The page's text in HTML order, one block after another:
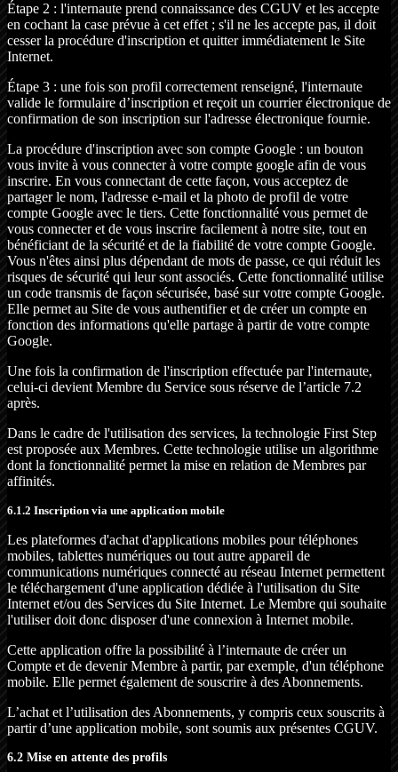
Étape 2 : l'internaute prend connaissance des CGUV et les accepte
en cochant la case prévue à cet effet ; s'il ne les accepte pas, il doit
cesser la procédure d'inscription et quitter immédiatement le Site
Internet.
Étape 3 : une fois son profil correctement renseigné, l'internaute
valide le formulaire d’inscription et reçoit un courrier électronique de
confirmation de son inscription sur l'adresse électronique fournie.
La procédure d'inscription avec son compte Google : un bouton
vous invite à vous connecter à votre compte google afin de vous
inscrire. En vous connectant de cette façon, vous acceptez de
partager le nom, l'adresse e-mail et la photo de profil de votre
compte Google avec le tiers. Cette fonctionnalité vous permet de
vous connecter et de vous inscrire facilement à notre site, tout en
bénéficiant de la sécurité et de la fiabilité de votre compte Google.
Vous n'êtes ainsi plus dépendant de mots de passe, ce qui réduit les
risques de sécurité qui leur sont associés. Cette fonctionnalité utilise
un code transmis de façon sécurisée, basé sur votre compte Google.
Elle permet au Site de vous authentifier et de créer un compte en
fonction des informations qu'elle partage à partir de votre compte
Google.
Une fois la confirmation de l'inscription effectuée par l'internaute,
celui-ci devient Membre du Service sous réserve de l’article 7.2
après.
Dans le cadre de l'utilisation des services, la technologie First Step
est proposée aux Membres. Cette technologie utilise un algorithme
dont la fonctionnalité permet la mise en relation de Membres par
affinités.
6.1.2 Inscription via une application mobile
Les plateformes d'achat d'applications mobiles pour téléphones
mobiles, tablettes numériques ou tout autre appareil de
communications numériques connecté au réseau Internet permettent
le téléchargement d'une application dédiée à l'utilisation du Site
Internet et/ou des Services du Site Internet. Le Membre qui souhaite
l'utiliser doit donc disposer d'une connexion à Internet mobile.
Cette application offre la possibilité à l’internaute de créer un
Compte et de devenir Membre à partir, par exemple, d'un téléphone
mobile. Elle permet également de souscrire à des Abonnements.
L’achat et l’utilisation des Abonnements, y compris ceux souscrits à
partir d’une application mobile, sont soumis aux présentes CGUV.
6.2 Mise en attente des profils